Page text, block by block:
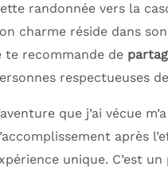
randonnée vers la
charme réside dans
te recommande de
respectueuses
que j’ai vécue
après
unique. C’est